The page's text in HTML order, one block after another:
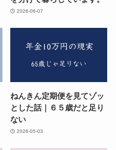
2026-06-07
ねんきん定期便を見てゾッ
とした話｜６５歳だと足り
ない
2026-05-03